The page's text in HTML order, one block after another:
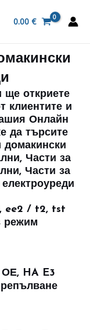
0.00 €
ще откриете
клиентите и
Онлайн
да търсите
домакински
Части за
Части за
ee2 / t2, tst
режим
ОЕ, HA E3
P
a
P
a
P
P
a
P